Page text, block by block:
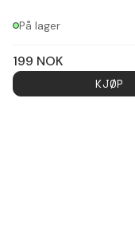
På lager
199 NOK
KJØP